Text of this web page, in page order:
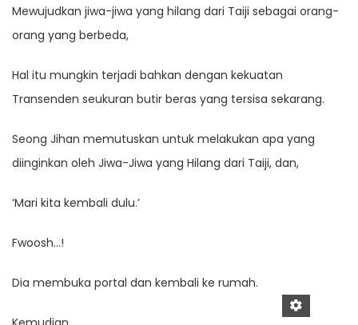
Mewujudkan jiwa-jiwa yang hilang dari Taiji sebagai orang-
orang yang berbeda,
Hal itu mungkin terjadi bahkan dengan kekuatan
Transenden seukuran butir beras yang tersisa sekarang.
Seong Jihan memutuskan untuk melakukan apa yang
diinginkan oleh Jiwa-Jiwa yang Hilang dari Taiji, dan,
‘Mari kita kembali dulu.’
Fwoosh…!
Dia membuka portal dan kembali ke rumah.